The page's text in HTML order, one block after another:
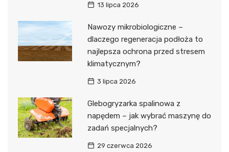
13 lipca 2026
Nawozy mikrobiologiczne –
dlaczego regeneracja podłoża to
najlepsza ochrona przed stresem
klimatycznym?
3 lipca 2026
Glebogryzarka spalinowa z
napędem – jak wybrać maszynę do
zadań specjalnych?
29 czerwca 2026